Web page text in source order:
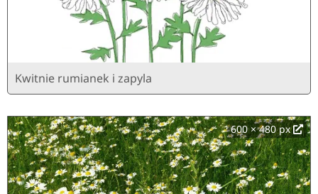
Kwitnie rumianek i zapyla
600 × 480 px